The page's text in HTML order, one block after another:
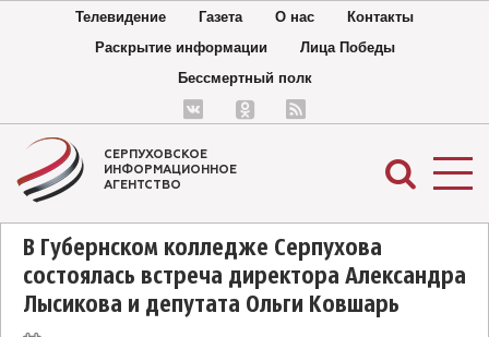
Телевидение Газета О нас
Контакты
Раскрытие информации
Лица Победы
Бессмертный полк
СЕРПУХОВСКОЕ
ИНФОРМАЦИОННОЕ
АГЕНТСТВО
В Губернском колледже Серпухова
состоялась встреча директора Александра
Лысикова и депутата Ольги Ковшарь